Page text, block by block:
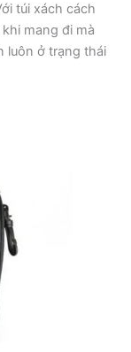
túi xách cách
mang đi mà
luôn ở trạng thái